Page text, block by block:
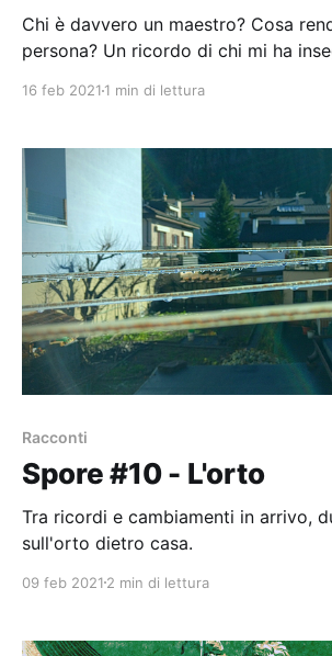
Chi è davvero un maestro? Cosa
persona? Un ricordo di chi mi ha
16 feb 2021 1 min di lettura
Racconti
Spore #10 - L'orto
Tra ricordi e cambiamenti in arrivo,
sull'orto dietro casa.
09 feb 2021 2 min di lettura